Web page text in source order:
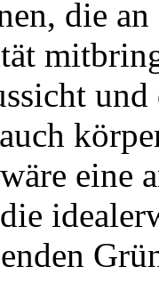
die
eine